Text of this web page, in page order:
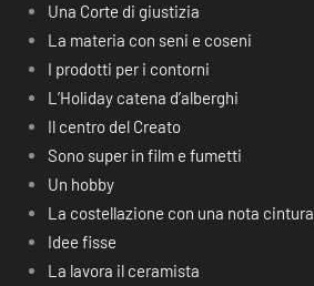
Una Corte di giustizia
La materia con seni e coseni
I prodotti per i contorni
L’Holiday catena d’alberghi
Il centro del Creato
Sono super in film e fumetti
Un hobby
La costellazione con una nota cintura
Idee fisse
La lavora il ceramista